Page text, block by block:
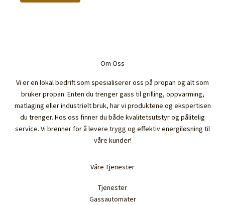
Om Oss
Vi er en lokal bedrift som spesialiserer oss på propan og alt som
bruker propan. Enten du trenger gass til grilling, oppvarming,
matlaging eller industrielt bruk, har vi produktene og ekspertisen
du trenger. Hos oss finner du både kvalitetsutstyr og pålitelig
service. Vi brenner for å levere trygg og effektiv energiløsning til
våre kunder!
Våre Tjenester
Tjenester
Gassautomater